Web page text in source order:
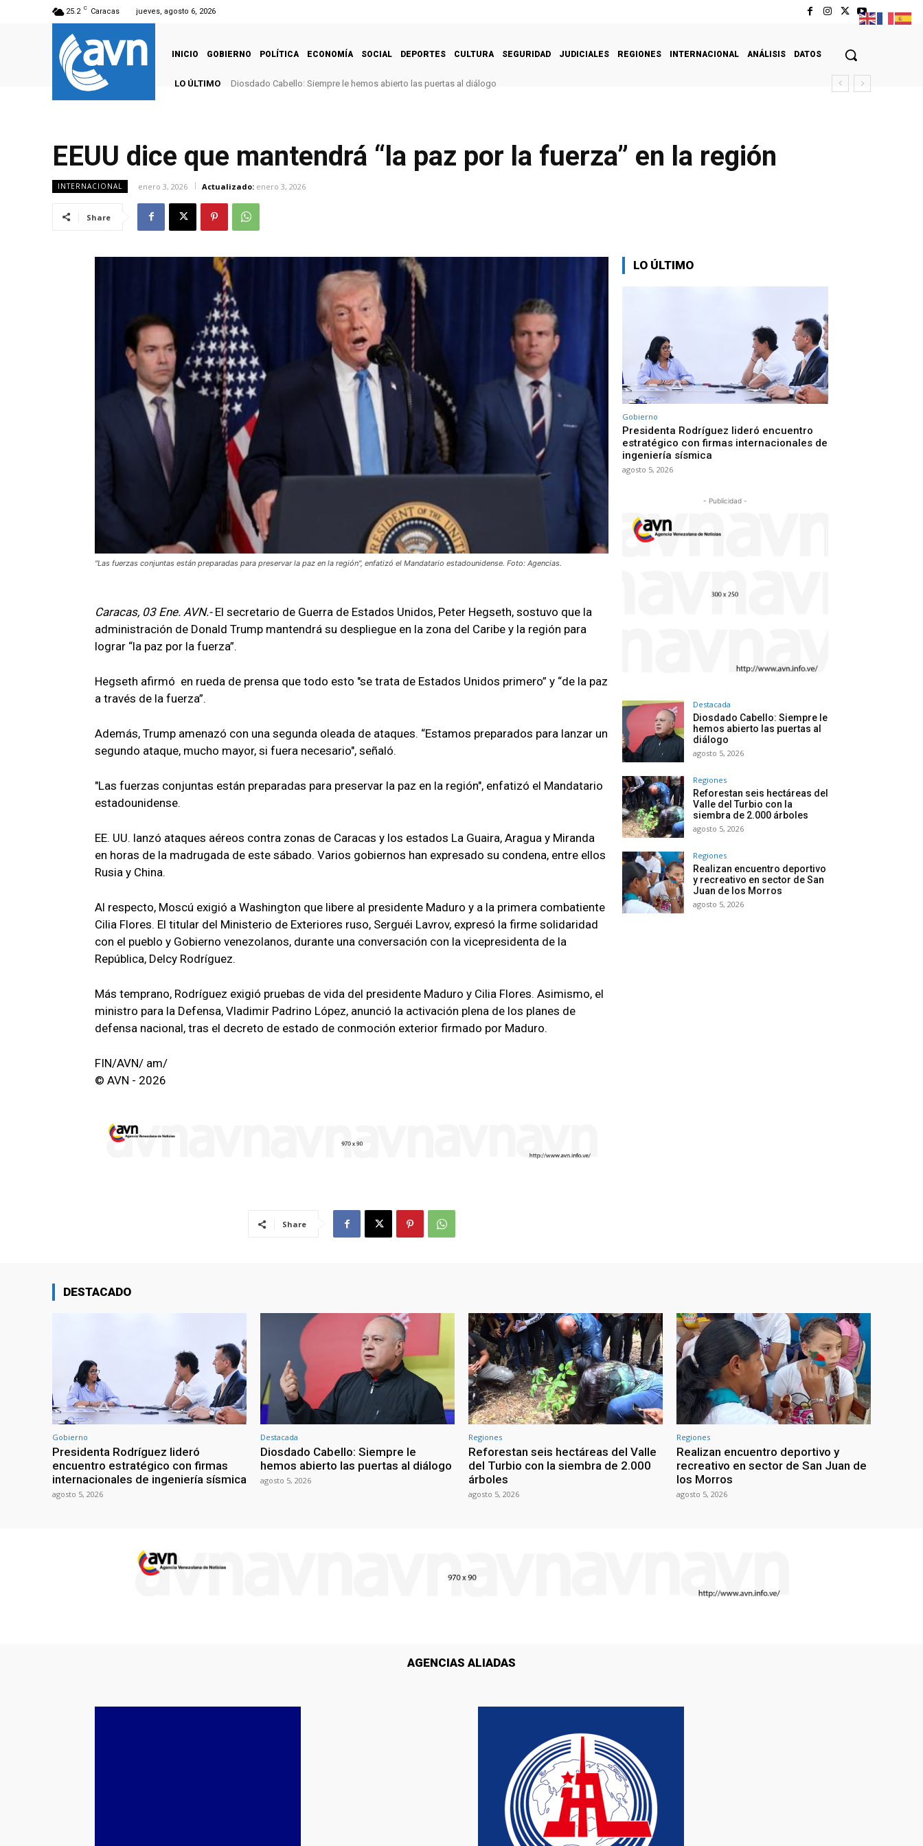
25.2 C Caracas jueves, agosto 6, 2026
INICIO GOBIERNO POLÍTICA ECONOMÍA SOCIAL DEPORTES CULTURA SEGURIDAD JUDICIALES REGIONES INTERNACIONAL ANÁLISIS DATOS
LO ÚLTIMO Diosdado Cabello: Siempre le hemos abierto las puertas al diálogo
EEUU dice que mantendrá “la paz por la fuerza” en la región
INTERNACIONAL enero 3, 2026 Actualizado: enero 3, 2026
Share
"Las fuerzas conjuntas están preparadas para preservar la paz en la región", enfatizó el Mandatario estadounidense. Foto: Agencias.
Caracas, 03 Ene. AVN.- El secretario de Guerra de Estados Unidos, Peter Hegseth, sostuvo que la
administración de Donald Trump mantendrá su despliegue en la zona del Caribe y la región para
lograr “la paz por la fuerza”.
Hegseth afirmó en rueda de prensa que todo esto "se trata de Estados Unidos primero” y “de la paz
a través de la fuerza”.
Además, Trump amenazó con una segunda oleada de ataques. “Estamos preparados para lanzar un
segundo ataque, mucho mayor, si fuera necesario", señaló.
"Las fuerzas conjuntas están preparadas para preservar la paz en la región", enfatizó el Mandatario
estadounidense.
EE. UU. lanzó ataques aéreos contra zonas de Caracas y los estados La Guaira, Aragua y Miranda
en horas de la madrugada de este sábado. Varios gobiernos han expresado su condena, entre ellos
Rusia y China.
Al respecto, Moscú exigió a Washington que libere al presidente Maduro y a la primera combatiente
Cilia Flores. El titular del Ministerio de Exteriores ruso, Serguéi Lavrov, expresó la firme solidaridad
con el pueblo y Gobierno venezolanos, durante una conversación con la vicepresidenta de la
República, Delcy Rodríguez.
Más temprano, Rodríguez exigió pruebas de vida del presidente Maduro y Cilia Flores. Asimismo, el
ministro para la Defensa, Vladimir Padrino López, anunció la activación plena de los planes de
defensa nacional, tras el decreto de estado de conmoción exterior firmado por Maduro.
FIN/AVN/ am/
© AVN - 2026
Share
LO ÚLTIMO
Gobierno
Presidenta Rodríguez lideró encuentro
estratégico con firmas internacionales de
ingeniería sísmica
agosto 5, 2026
- Publicidad -
Destacada
Diosdado Cabello: Siempre le
hemos abierto las puertas al
diálogo
agosto 5, 2026
Regiones
Reforestan seis hectáreas del
Valle del Turbio con la
siembra de 2.000 árboles
agosto 5, 2026
Regiones
Realizan encuentro deportivo
y recreativo en sector de San
Juan de los Morros
agosto 5, 2026
DESTACADO
Gobierno
Presidenta Rodríguez lideró
encuentro estratégico con firmas
internacionales de ingeniería sísmica
agosto 5, 2026
Destacada
Diosdado Cabello: Siempre le
hemos abierto las puertas al diálogo
agosto 5, 2026
Regiones
Reforestan seis hectáreas del Valle
del Turbio con la siembra de 2.000
árboles
agosto 5, 2026
Regiones
Realizan encuentro deportivo y
recreativo en sector de San Juan de
los Morros
agosto 5, 2026
AGENCIAS ALIADAS